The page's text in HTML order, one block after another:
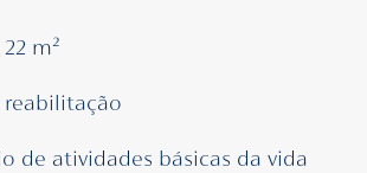
m²
reabilitação
de atividades básicas da vida